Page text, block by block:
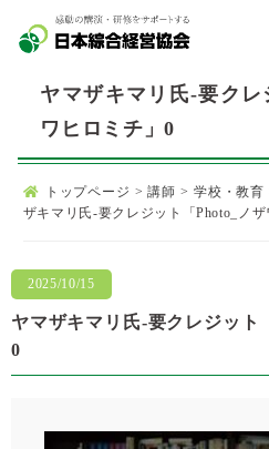
ヤマザキマリ氏-要クレ
ワヒロミチ」0
トップページ >講師 > 学校・教育
ザキマリ氏-要クレジット「Photo_ノ
ヤマザキマリ氏-要クレジット
0
2025/10/15